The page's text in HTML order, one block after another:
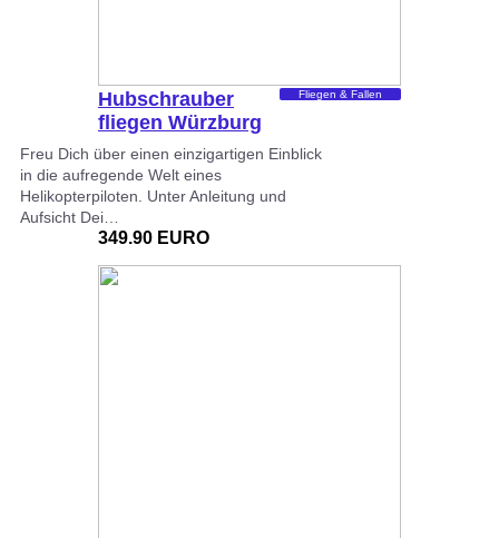
Hubschrauber
fliegen Würzburg
Fliegen & Fallen
Freu Dich über einen einzigartigen Einblick
in die aufregende Welt eines
Helikopterpiloten. Unter Anleitung und
Aufsicht Dei…
349.90 EURO